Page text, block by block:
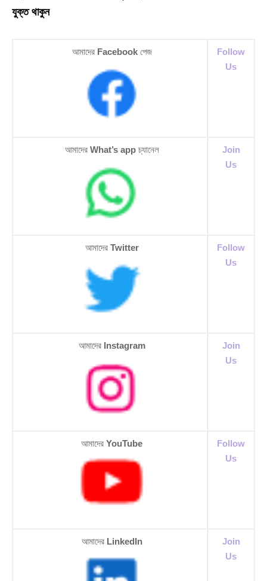
যুক্ত থাকুন
আমাদের Facebook পেজ
Follow
Us
আমাদের What’s app চ্যানেল
Join
Us
আমাদের Twitter
Follow
Us
আমাদের Instagram
Join
Us
আমাদের YouTube
Follow
Us
আমাদের LinkedIn
Join
Us